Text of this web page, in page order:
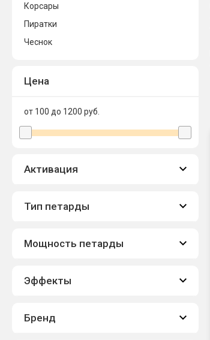
Фейерверки на свадьбу
Фейерверк-шоу
Хлопушки
Батареи салютов
Большие фейерверки
Корсары
Пиратки
Чеснок
Цена
от 100 до 1200 руб.
Активация
Тип петарды
Мощность петарды
Эффекты
Бренд